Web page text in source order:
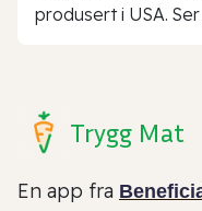
produsert i USA. Ser
Trygg Mat
En app fra